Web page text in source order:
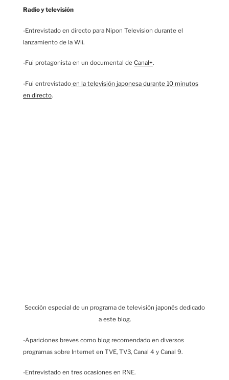
Radio y televisión
-Entrevistado en directo para Nipon Television durante el
lanzamiento de la Wii.
-Fui protagonista en un documental de Canal+.
-Fui entrevistado en la televisión japonesa durante 10 minutos
en directo.
Sección especial de un programa de televisión japonés dedicado
a este blog.
-Apariciones breves como blog recomendado en diversos
programas sobre Internet en TVE, TV3, Canal 4 y Canal 9.
-Entrevistado en tres ocasiones en RNE.